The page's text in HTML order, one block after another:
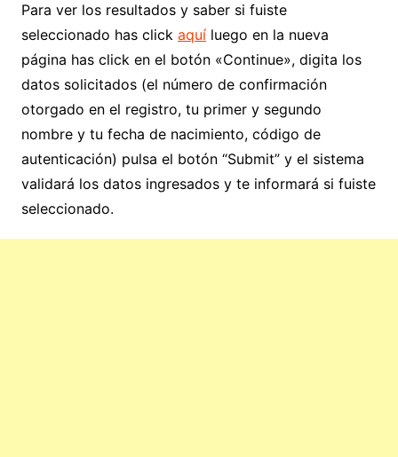
Para ver los resultados y saber si fuiste
seleccionado has click aquíluego en la nueva
página has click en el botón «Continue», digita los
datos solicitados (el número de confirmación
otorgado en el registro, tu primer y segundo
nombre y tu fecha de nacimiento, código de
autenticación) pulsa el botón “Submit” y el sistema
validará los datos ingresados y te informará si fuiste
seleccionado.